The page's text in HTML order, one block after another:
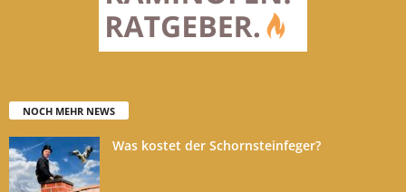
NOCH MEHR NEWS
Was kostet der Schornsteinfeger?